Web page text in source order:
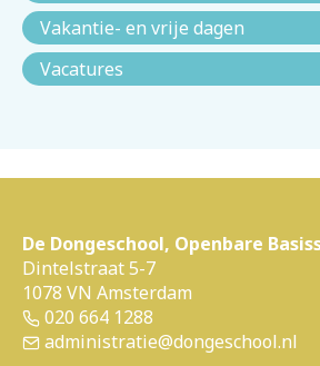
Vakantie- en vrije dagen
Vacatures
De Dongeschool, Openbare
Dintelstraat 5-7
1078 VN Amsterdam
020 664 1288
administratie@dongeschool.nl